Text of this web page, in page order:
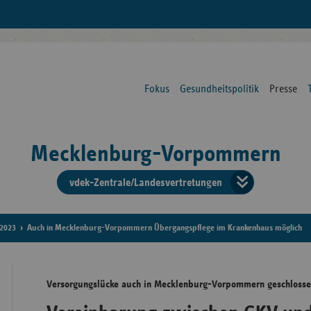
Fokus Gesundheitspolitik Presse
Mecklenburg-Vorpommern
vdek-Zentrale/Landesvertretungen
der
2023 Auch in Mecklenburg-Vorpommern Übergangspflege im Krankenhaus möglich
Versorgungslücke auch in Mecklenburg-Vorpommern